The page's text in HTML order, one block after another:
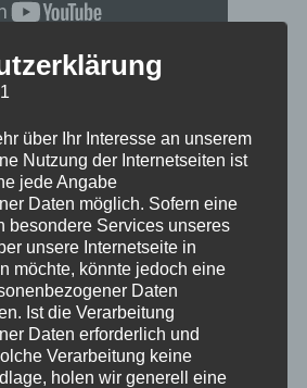
über Ihr Interesse an unserem
Nutzung der Internetseiten ist
jede Angabe
Daten möglich. Sofern eine
besondere Services unseres
unsere Internetseite in
möchte, könnte jedoch eine
Daten
Ist die Verarbeitung
Daten erforderlich und
Verarbeitung keine
holen wir generell eine